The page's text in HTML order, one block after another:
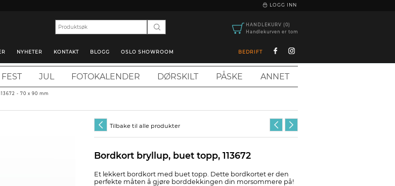
LOGG INN
HANDLEKURV (0)
Handlekurven er tom
NYHETER KONTAKT BLOGG OSLO SHOWROOM BEDRIFT
FEST JUL FOTOKALENDER DØRSKILT PÅSKE ANNET
- 70 x 90 mm
Tilbake til alle produkter
Bordkort bryllup, buet topp, 113672
Et lekkert bordkort med buet topp. Dette bordkortet er den
perfekte måten å gjøre borddekkingen din morsommere på!